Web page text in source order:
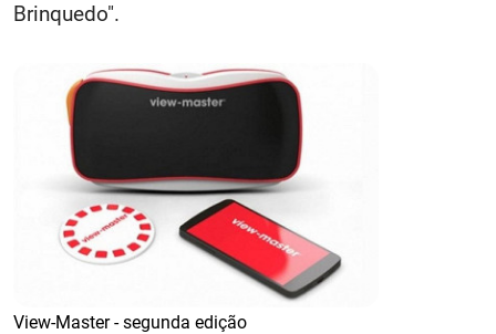
Brinquedo".
View-Master - segunda edição